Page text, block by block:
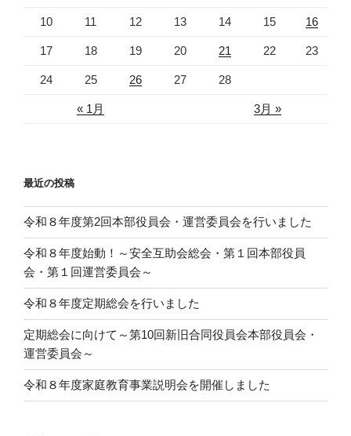
« 1月 3月 »
10 11 12 13 14 15 16
17 18 19 20 21 22 23
24 25 26 27 28
最近の投稿
令和８年度第2回本部役員会・運営委員会を行いました
令和８年度始動！～安全互助会総会・第１回本部役員
会・第１回運営委員会～
令和８年度定期総会を行いました
定期総会に向けて～第10回新旧合同役員会本部役員会・
運営委員会～
令和８年度家庭教育事業説明会を開催しました